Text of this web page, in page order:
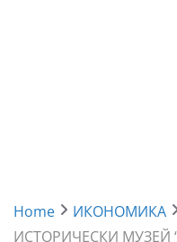
Home ИКОНОМИКА
ИСТОРИЧЕСКИ МУЗЕЙ